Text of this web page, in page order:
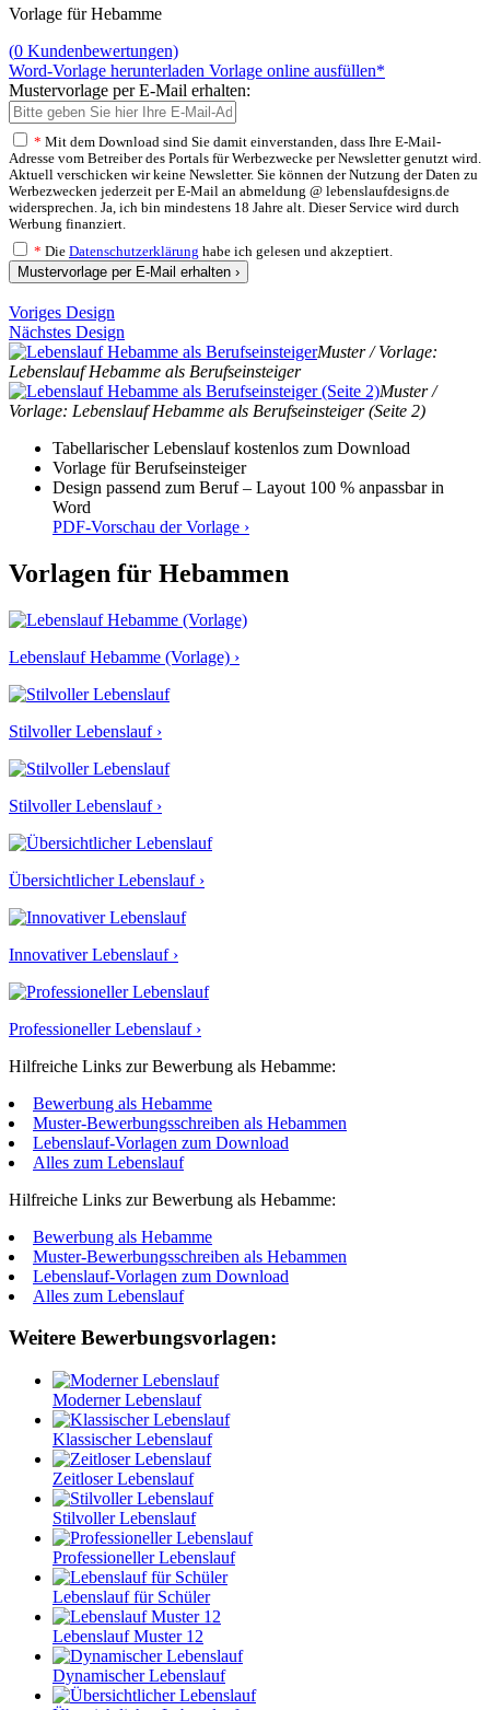
Vorlage für Hebamme
(0 Kundenbewertungen)
Word-Vorlage herunterladen Vorlage online ausfüllen*
Mustervorlage per E-Mail erhalten:
* Mit dem Download sind Sie damit einverstanden, dass Ihre E-Mail-
Adresse vom Betreiber des Portals für Werbezwecke per Newsletter genutzt wird.
Aktuell verschicken wir keine Newsletter. Sie können der Nutzung der Daten zu
Werbezwecken jederzeit per E-Mail an abmeldung @ lebenslaufdesigns.de
widersprechen. Ja, ich bin mindestens 18 Jahre alt. Dieser Service wird durch
Werbung finanziert.
* Die Datenschutzerklärung habe ich gelesen und akzeptiert.
Mustervorlage per E-Mail erhalten ›
Voriges Design
Nächstes Design
Muster / Vorlage:
Lebenslauf Hebamme als Berufseinsteiger
Muster /
Vorlage: Lebenslauf Hebamme als Berufseinsteiger (Seite 2)
Tabellarischer Lebenslauf kostenlos zum Download
Vorlage für Berufseinsteiger
Design passend zum Beruf – Layout 100 % anpassbar in
Word
PDF-Vorschau der Vorlage ›
Vorlagen für Hebammen
Lebenslauf Hebamme (Vorlage) ›
Stilvoller Lebenslauf ›
Stilvoller Lebenslauf ›
Übersichtlicher Lebenslauf ›
Innovativer Lebenslauf ›
Professioneller Lebenslauf ›
Hilfreiche Links zur Bewerbung als Hebamme:
Bewerbung als Hebamme
Muster-Bewerbungsschreiben als Hebammen
Lebenslauf-Vorlagen zum Download
Alles zum Lebenslauf
Hilfreiche Links zur Bewerbung als Hebamme:
Bewerbung als Hebamme
Muster-Bewerbungsschreiben als Hebammen
Lebenslauf-Vorlagen zum Download
Alles zum Lebenslauf
Weitere Bewerbungsvorlagen:
Moderner Lebenslauf
Klassischer Lebenslauf
Zeitloser Lebenslauf
Stilvoller Lebenslauf
Professioneller Lebenslauf
Lebenslauf für Schüler
Lebenslauf Muster 12
Dynamischer Lebenslauf